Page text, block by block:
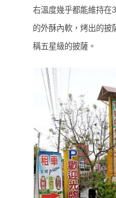
右溫度幾乎都能維持在
的外酥內軟，烤出的披
稱五星級的披薩。